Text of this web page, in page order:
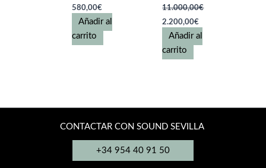
El
precio
original
era:
1.950,00€.
580,00€
precio
actual
580,00€.
Añadir al
carrito
11.000,00€
El
precio
original
era:
11.000,00€.
2.200,00€
precio
actual
Añadir al
carrito
CONTACTAR CON SOUND SEVILLA
+34 954 40 91 50